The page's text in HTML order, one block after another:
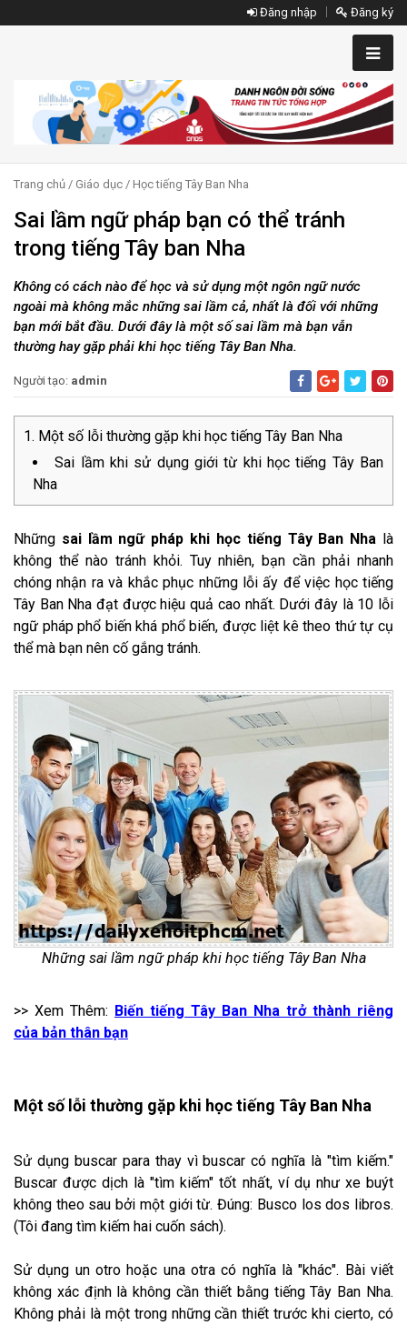
Đăng nhập Đăng ký
Trang chủ / Giáo dục / Học tiếng Tây Ban Nha
Sai lầm ngữ pháp bạn có thể tránh
trong tiếng Tây ban Nha
Không có cách nào để học và sử dụng một ngôn ngữ nước
ngoài mà không mắc những sai lầm cả, nhất là đối với những
bạn mới bắt đầu. Dưới đây là một số sai lầm mà bạn vẫn
thường hay gặp phải khi học tiếng Tây Ban Nha.
Người tạo: admin
Một số lỗi thường gặp khi học tiếng Tây Ban Nha
Sai lầm khi sử dụng giới từ khi học tiếng Tây Ban
Nha
Những sai lầm ngữ pháp khi học tiếng Tây Ban Nha là
không thể nào tránh khỏi. Tuy nhiên, bạn cần phải nhanh
chóng nhận ra và khắc phục những lỗi ấy để việc học tiếng
Tây Ban Nha đạt được hiệu quả cao nhất. Dưới đây là 10 lỗi
ngữ pháp phổ biến khá phổ biến, được liệt kê theo thứ tự cụ
thể mà bạn nên cố gắng tránh.
Những sai lầm ngữ pháp khi học tiếng Tây Ban Nha
>> Xem Thêm: Biến tiếng Tây Ban Nha trở thành riêng
của bản thân bạn
Một số lỗi thường gặp khi học tiếng Tây Ban Nha
Sử dụng buscar para thay vì buscar có nghĩa là "tìm kiếm."
Buscar được dịch là "tìm kiếm" tốt nhất, ví dụ như xe buýt
không theo sau bởi một giới từ. Đúng: Busco los dos libros.
(Tôi đang tìm kiếm hai cuốn sách).
Sử dụng un otro hoặc una otra có nghĩa là "khác". Bài viết
không xác định là không cần thiết bằng tiếng Tây Ban Nha.
Không phải là một trong những cần thiết trước khi cierto, có